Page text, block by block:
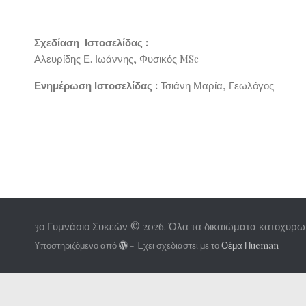
Σχεδίαση Ιστοσελίδας :
Αλευρίδης Ε. Ιωάννης, Φυσικός MSc
Ενημέρωση Ιστοσελίδας : Τσιάνη Μαρία, Γεωλόγος
3ο Γυμνάσιο Συκεών © 2026. Όλα τα δικαιώματα
Υποστηριζόμενο από - Έχει σχεδιαστεί με τοΘέμα Ηueman